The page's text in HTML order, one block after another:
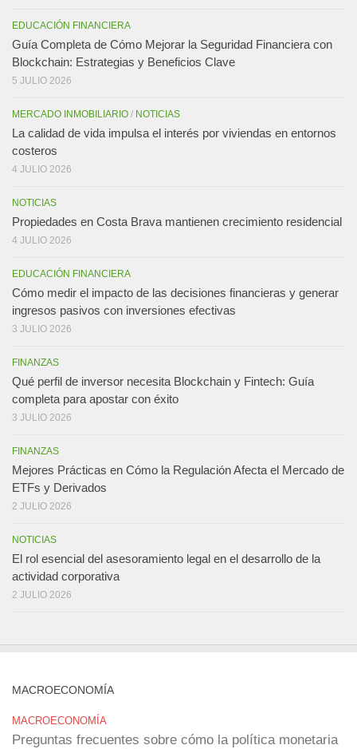
EDUCACIÓN FINANCIERA
Guía Completa de Cómo Mejorar la Seguridad Financiera con
Blockchain: Estrategias y Beneficios Clave
5 JULIO 2026
MERCADO INMOBILIARIO / NOTICIAS
La calidad de vida impulsa el interés por viviendas en entornos
costeros
4 JULIO 2026
NOTICIAS
Propiedades en Costa Brava mantienen crecimiento residencial
4 JULIO 2026
EDUCACIÓN FINANCIERA
Cómo medir el impacto de las decisiones financieras y generar
ingresos pasivos con inversiones efectivas
3 JULIO 2026
FINANZAS
Qué perfil de inversor necesita Blockchain y Fintech: Guía
completa para apostar con éxito
3 JULIO 2026
FINANZAS
Mejores Prácticas en Cómo la Regulación Afecta el Mercado de
ETFs y Derivados
2 JULIO 2026
NOTICIAS
El rol esencial del asesoramiento legal en el desarrollo de la
actividad corporativa
2 JULIO 2026
MACROECONOMÍA
MACROECONOMÍA
Preguntas frecuentes sobre cómo la política monetaria